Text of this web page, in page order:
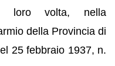
loro volta, nella
della Provincia di
25 febbraio 1937, n.